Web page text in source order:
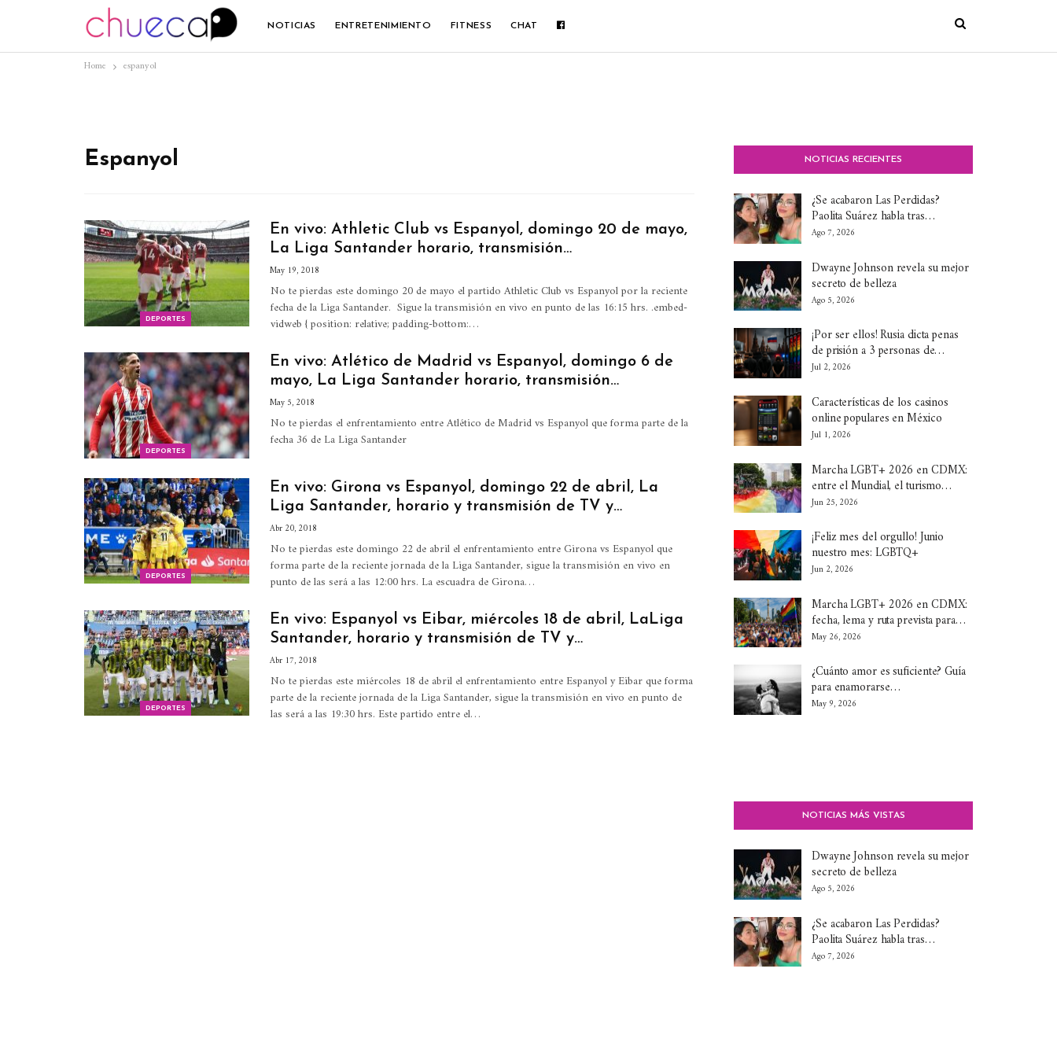
NOTICIAS ENTRETENIMIENTO FITNESS CHAT
Home espanyol
Espanyol
DEPORTES
En vivo: Athletic Club vs Espanyol, domingo 20 de mayo,
La Liga Santander horario, transmisión…
May 19, 2018
No te pierdas este domingo 20 de mayo el partido Athletic Club vs Espanyol por la reciente
fecha de la Liga Santander. Sigue la transmisión en vivo en punto de las 16:15 hrs. .embed-
vidweb { position: relative; padding-bottom:…
DEPORTES
En vivo: Atlético de Madrid vs Espanyol, domingo 6 de
mayo, La Liga Santander horario, transmisión…
May 5, 2018
No te pierdas el enfrentamiento entre Atlético de Madrid vs Espanyol que forma parte de la
fecha 36 de La Liga Santander
DEPORTES
En vivo: Girona vs Espanyol, domingo 22 de abril, La
Liga Santander, horario y transmisión de TV y…
Abr 20, 2018
No te pierdas este domingo 22 de abril el enfrentamiento entre Girona vs Espanyol que
forma parte de la reciente jornada de la Liga Santander, sigue la transmisión en vivo en
punto de las será a las 12:00 hrs. La escuadra de Girona…
DEPORTES
En vivo: Espanyol vs Eibar, miércoles 18 de abril, LaLiga
Santander, horario y transmisión de TV y…
Abr 17, 2018
No te pierdas este miércoles 18 de abril el enfrentamiento entre Espanyol y Eibar que forma
parte de la reciente jornada de la Liga Santander, sigue la transmisión en vivo en punto de
las será a las 19:30 hrs. Este partido entre el…
NOTICIAS RECIENTES
¿Se acabaron Las Perdidas?
Paolita Suárez habla tras…
Ago 7, 2026
Dwayne Johnson revela su mejor
secreto de belleza
Ago 5, 2026
¡Por ser ellos! Rusia dicta penas
de prisión a 3 personas de…
Jul 2, 2026
Características de los casinos
online populares en México
Jul 1, 2026
Marcha LGBT+ 2026 en CDMX:
entre el Mundial, el turismo…
Jun 25, 2026
¡Feliz mes del orgullo! Junio
nuestro mes: LGBTQ+
Jun 2, 2026
Marcha LGBT+ 2026 en CDMX:
fecha, lema y ruta prevista para…
May 26, 2026
¿Cuánto amor es suficiente? Guía
para enamorarse…
May 9, 2026
NOTICIAS MÁS VISTAS
Dwayne Johnson revela su mejor
secreto de belleza
Ago 5, 2026
¿Se acabaron Las Perdidas?
Paolita Suárez habla tras…
Ago 7, 2026